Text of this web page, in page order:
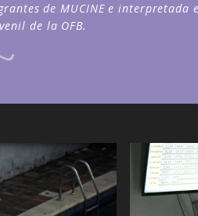
de MUCINE e interpretada
de la OFB.